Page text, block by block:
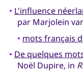
• L'influence
par Marjolein
• mots français
• De quelques
Noël Dupire, in